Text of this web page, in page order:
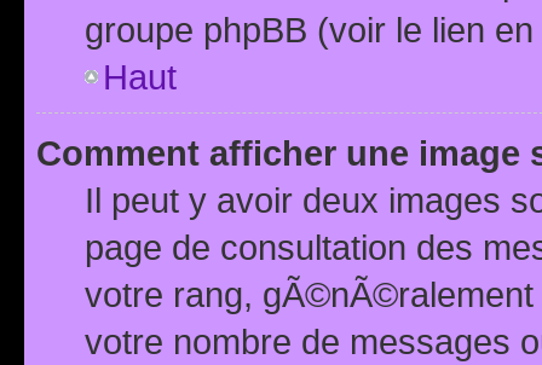
groupe phpBB (voir le lien
Haut
Comment afficher une image
Il peut y avoir deux images
page de consultation des
votre rang,
votre nombre de messages